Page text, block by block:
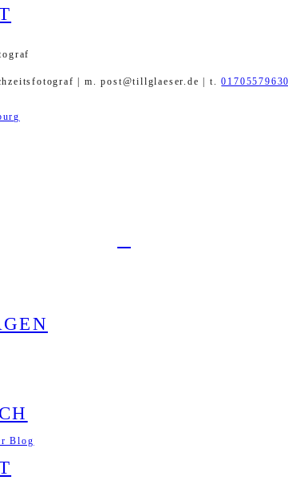
| m. post@tillglaeser.de | t.01705579630
Blog